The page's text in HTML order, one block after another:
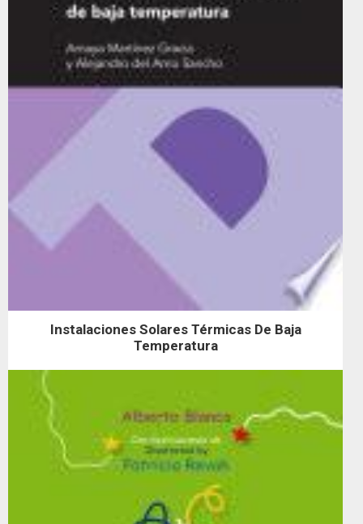
Instalaciones Solares Térmicas De Baja
Temperatura